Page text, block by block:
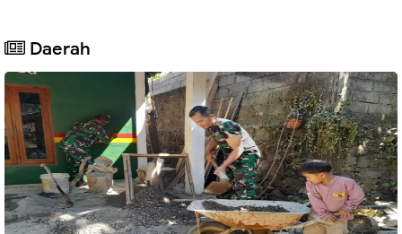
Daerah